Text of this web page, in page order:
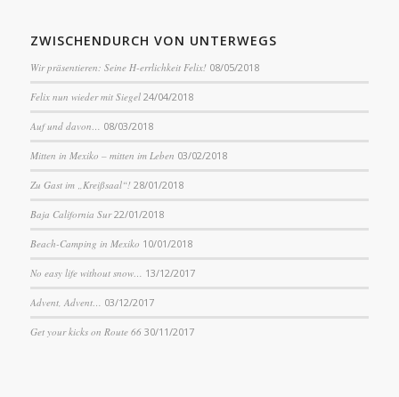
ZWISCHENDURCH VON UNTERWEGS
Wir präsentieren: Seine H-errlichkeit Felix! 08/05/2018
Felix nun wieder mit Siegel 24/04/2018
Auf und davon… 08/03/2018
Mitten in Mexiko – mitten im Leben 03/02/2018
Zu Gast im „Kreißsaal“! 28/01/2018
Baja California Sur 22/01/2018
Beach-Camping in Mexiko 10/01/2018
No easy life without snow… 13/12/2017
Advent, Advent… 03/12/2017
Get your kicks on Route 66 30/11/2017